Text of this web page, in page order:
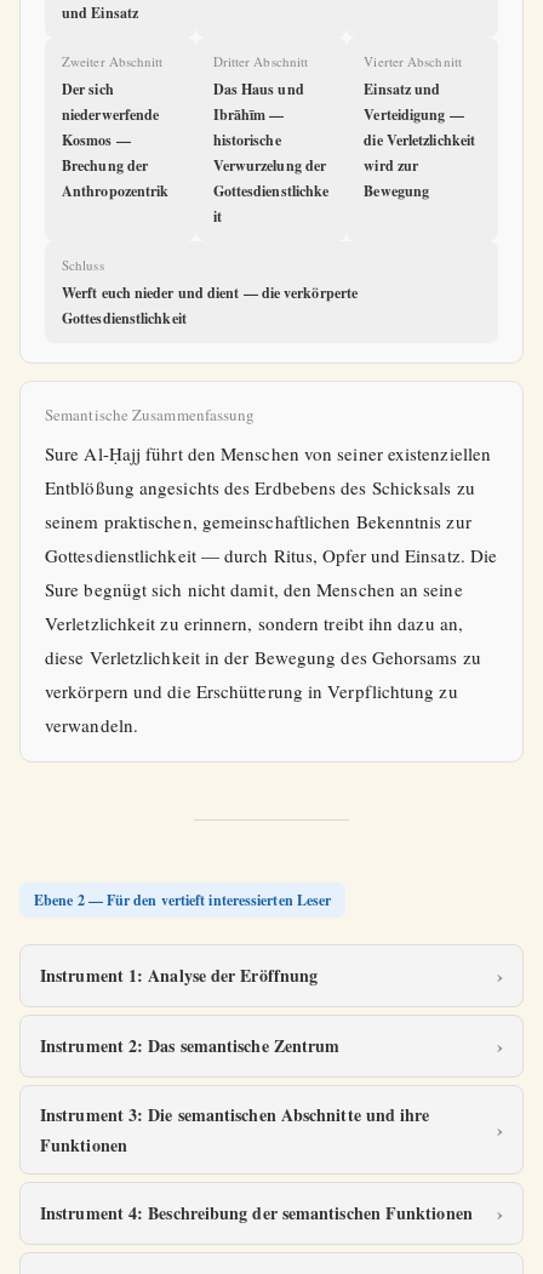
und Einsatz
Zweiter Abschnitt
Der sich
niederwerfende
Kosmos —
Brechung der
Anthropozentrik
Dritter Abschnitt
Das Haus und
Ibrāhīm —
historische
Verwurzelung der
Gottesdienstlichke
it
Vierter Abschnitt
Einsatz und
Verteidigung —
die Verletzlichkeit
wird zur
Bewegung
Schluss
Werft euch nieder und dient — die verkörperte
Gottesdienstlichkeit
Semantische Zusammenfassung
Sure Al-Ḥajj führt den Menschen von seiner existenziellen
Entblößung angesichts des Erdbebens des Schicksals zu
seinem praktischen, gemeinschaftlichen Bekenntnis zur
Gottesdienstlichkeit — durch Ritus, Opfer und Einsatz. Die
Sure begnügt sich nicht damit, den Menschen an seine
Verletzlichkeit zu erinnern, sondern treibt ihn dazu an,
diese Verletzlichkeit in der Bewegung des Gehorsams zu
verkörpern und die Erschütterung in Verpflichtung zu
verwandeln.
Ebene 2 — Für den vertieft interessierten Leser
Instrument 1: Analyse der Eröffnung
Instrument 2: Das semantische Zentrum
Instrument 3: Die semantischen Abschnitte und ihre
Funktionen
Instrument 4: Beschreibung der semantischen Funktionen